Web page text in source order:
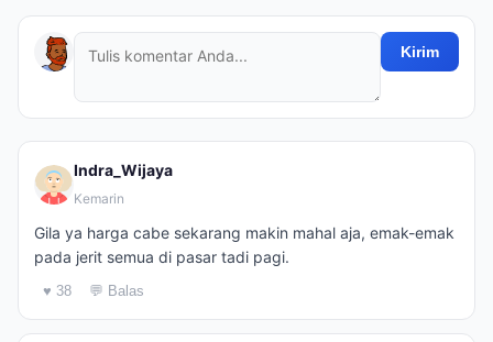
Kirim
Indra_Wijaya
Kemarin
Gila ya harga cabe sekarang makin mahal aja, emak-emak
pada jerit semua di pasar tadi pagi.
♥ 38 💬 Balas